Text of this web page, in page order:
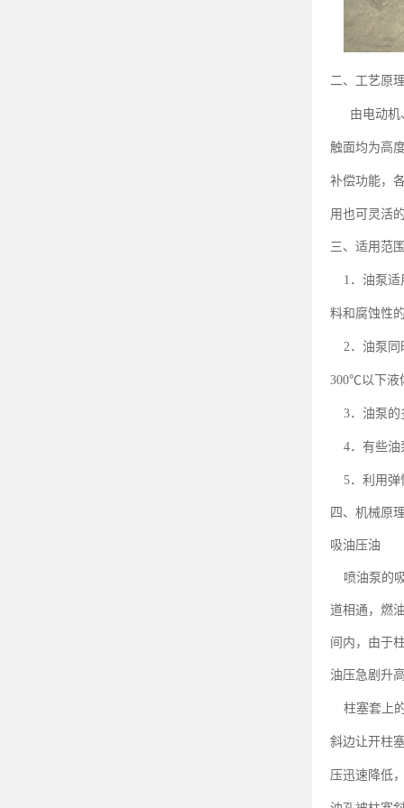
二、工艺原
由电动
触面均为高
补偿功能，
用也可灵活
三、适用范
1 ．油泵
料和腐蚀性
2．油泵
300℃以下液
3．油泵
4．有些
5．利用
四、机械原
吸油压油
喷油泵的
道相通，燃
间内，由于
油压急剧升
柱塞套上
斜边让开柱
压迅速降低